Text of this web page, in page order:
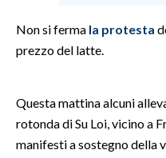
SPETTACOLI
SALUTE
SARDEGNA TURISMO
Non si ferma la protesta
prezzo del latte.
Questa mattina alcuni
rotonda di Su Loi, vicino a
manifesti a sostegno della